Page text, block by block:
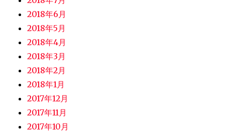
2018年6月
2018年5月
2018年4月
2018年3月
2018年2月
2018年1月
2017年12月
2017年11月
2017年10月